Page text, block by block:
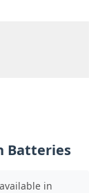
Batteries
in